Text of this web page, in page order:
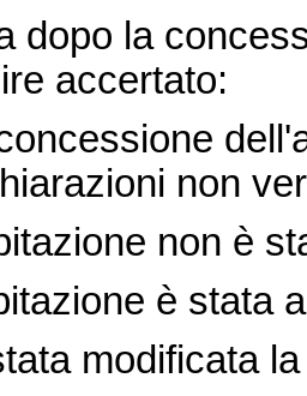
la
accertato:
non
non è
è stata
modificata la